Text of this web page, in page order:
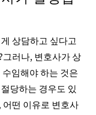
상담하고 싶다고
러나, 변호사가 상
임해야 하는 것은
당하는 경우도 있
떤 이유로 변호사